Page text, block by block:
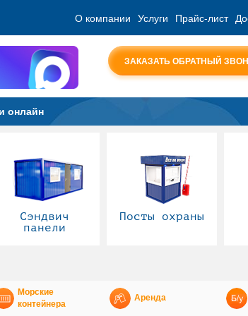
О компании Услуги Прайс-лист
ЗАКАЗАТЬ ОБРАТНЫЙ
онлайн
Сэндвич
панели
Посты охраны
Морские
контейнера
Аренда